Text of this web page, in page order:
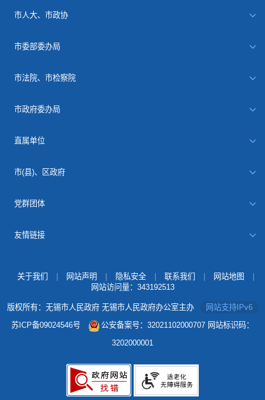
市人大、市政协
市委部委办局
市法院、市检察院
市政府委办局
直属单位
市(县)、区政府
党群团体
友情链接
关于我们 网站声明 隐私安全 联系我们 网站地图
网站访问量： 343192513
版权所有：无锡市人民政府 无锡市人民政府办公室主办
网站支持IPv6
苏ICP备09024546号
公安备案号：32021102000707 网站标识码：
3202000001